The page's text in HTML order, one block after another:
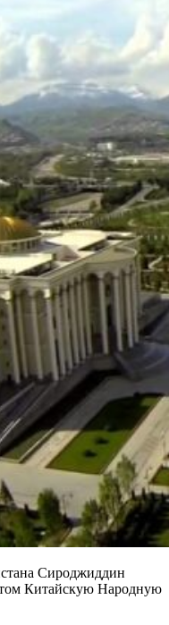
Сироджиддин
Китайскую Народную